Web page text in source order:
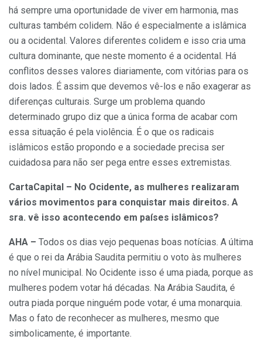
há sempre uma oportunidade de viver em harmonia, mas
culturas também colidem. Não é especialmente a islâmica
ou a ocidental. Valores diferentes colidem e isso cria uma
cultura dominante, que neste momento é a ocidental. Há
conflitos desses valores diariamente, com vitórias para os
dois lados. É assim que devemos vê-los e não exagerar as
diferenças culturais. Surge um problema quando
determinado grupo diz que a única forma de acabar com
essa situação é pela violência. É o que os radicais
islâmicos estão propondo e a sociedade precisa ser
cuidadosa para não ser pega entre esses extremistas.
CartaCapital – No Ocidente, as mulheres realizaram
vários movimentos para conquistar mais direitos. A
sra. vê isso acontecendo em países islâmicos?
AHA – Todos os dias vejo pequenas boas notícias. A última
é que o rei da Arábia Saudita permitiu o voto às mulheres
no nível municipal. No Ocidente isso é uma piada, porque as
mulheres podem votar há décadas. Na Arábia Saudita, é
outra piada porque ninguém pode votar, é uma monarquia.
Mas o fato de reconhecer as mulheres, mesmo que
simbolicamente, é importante.